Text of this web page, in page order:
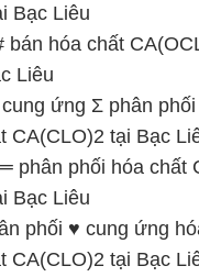
Bạc Liêu
bán hóa chất
Liêu
ứng Σ phân
CA(CLO)2 tại Bạc
phân phối hóa chất
Bạc Liêu
phối ♥ cung ứng
CA(CLO)2 tại Bạc